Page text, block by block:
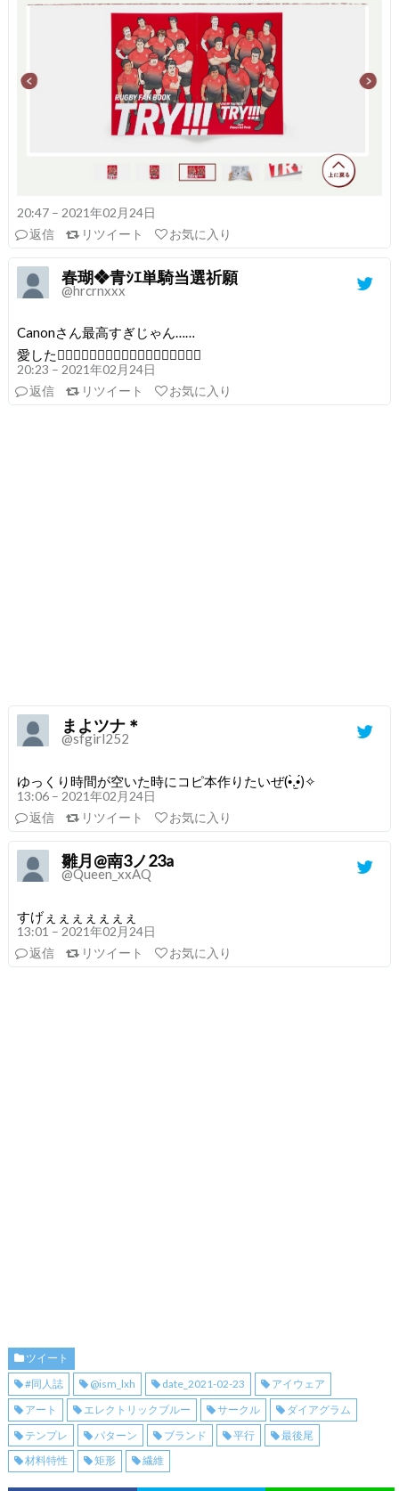
20:47 – 2021年02月24日
返信
リツイート お気に入り
春瑚❖青ｼｴ単騎当選祈願
@hrcrnxxx
Canonさん最高すぎじゃん……
愛した🤦🏻‍♀️🤦🏻‍♀️🤦🏻‍♀️🤦🏻‍♀️🤦🏻‍♀️🤦🏻‍♀️
20:23 – 2021年02月24日
返信
リツイート お気に入り
まよツナ＊
@sfgirl252
ゆっくり時間が空いた時にコピ本作りたいぜ(•̀.̫•́)✧
13:06 – 2021年02月24日
返信
リツイート お気に入り
雛月@南3ノ23a
@Queen_xxAQ
すげぇぇぇぇぇぇぇ
13:01 – 2021年02月24日
返信
リツイート お気に入り
ツイート
#同人誌
@ism_lxh date_2021-02-23
アイウェア
アート
エレクトリックブルー サークル
ダイアグラム
テンプレ
パターン ブランド 平行
最後尾
材料特性
矩形 繊維